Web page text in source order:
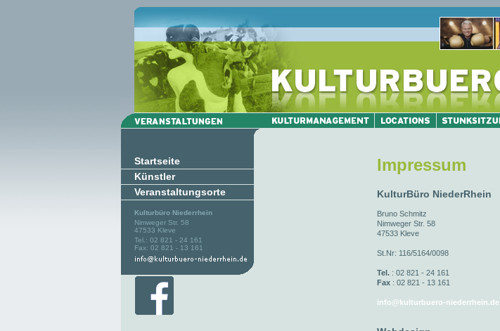
Startseite
Künstler
Veranstaltungsorte
Kulturbüro Niederrhein
Nimweger Str. 58
47533 Kleve
Tel.: 02 821 - 24 161
Fax: 02 821 - 13 161
Impressum
KulturBüro NiederRhein
Bruno Schmitz
Nimweger Str. 58
47533 Kleve
St.Nr: 116/5164/0098
Tel. : 02 821 - 24 161
Fax : 02 821 - 13 161
info@kulturbuero-niederrhein.de